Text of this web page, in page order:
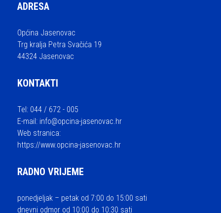
ADRESA
Općina Jasenovac
Trg kralja Petra Svačića 19
44324 Jasenovac
KONTAKTI
Tel: 044 / 672 - 005
E-mail: info@opcina-jasenovac.hr
Web stranica:
https://www.opcina-jasenovac.hr
RADNO VRIJEME
ponedjeljak – petak od 7:00 do 15:00 sati
dnevni odmor od 10:00 do 10:30 sati